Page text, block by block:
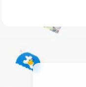
ユーザー同士で質問・